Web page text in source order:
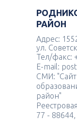
РАЙОН
Адрес:
ул.
Тел/факс:
E-mail:
СМИ:
район"
77 -